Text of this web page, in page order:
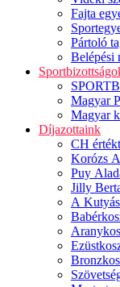
Fajta
Pártoló
Belépési
Magyar
Magyar
Díjazottaink
CH
Korózs
Puy
Jilly
A